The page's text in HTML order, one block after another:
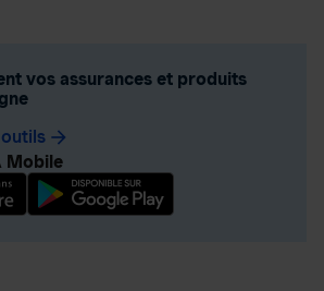
vos assurances et produits
arrow_forward
Mobile